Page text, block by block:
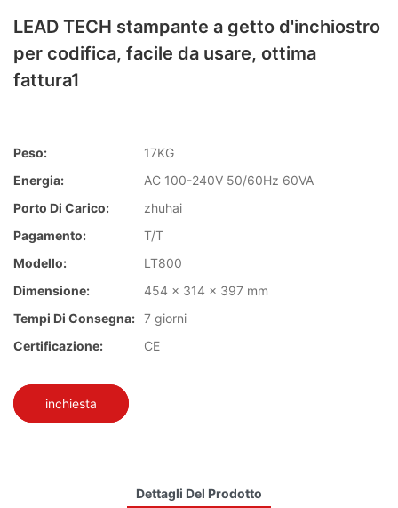
LEAD TECH stampante a getto d'inchiostro
per codifica, facile da usare, ottima
fattura1
Peso:
17KG
Energia:
AC 100-240V 50/60Hz 60VA
Porto Di Carico:
zhuhai
Pagamento:
T/T
Modello:
LT800
Dimensione:
454 x 314 x 397 mm
Tempi Di Consegna: 7 giorni
Certificazione:
CE
inchiesta
Dettagli Del Prodotto